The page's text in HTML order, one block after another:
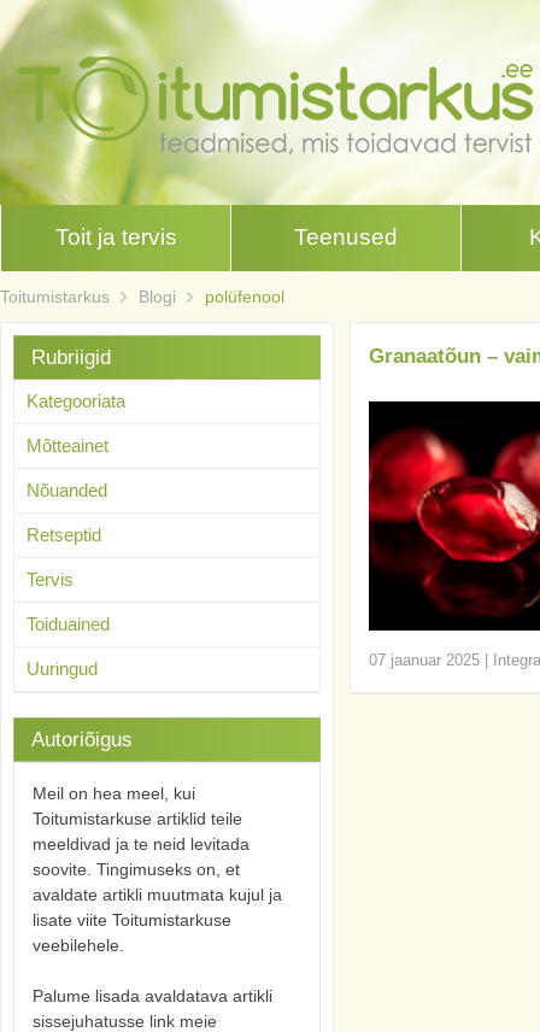
Toit ja tervis Teenused
Toitumistarkus Blogi polüfenool
Granaatõun –
07 jaanuar 2025
Rubriigid
Kategooriata
Mõtteainet
Nõuanded
Retseptid
Tervis
Toiduained
Uuringud
Autoriõigus
Meil on hea meel, kui
Toitumistarkuse artiklid teile
meeldivad ja te neid levitada
soovite. Tingimuseks on, et
avaldate artikli muutmata kujul ja
lisate viite Toitumistarkuse
veebilehele.
Palume lisada avaldatava artikli
sissejuhatusse link meie